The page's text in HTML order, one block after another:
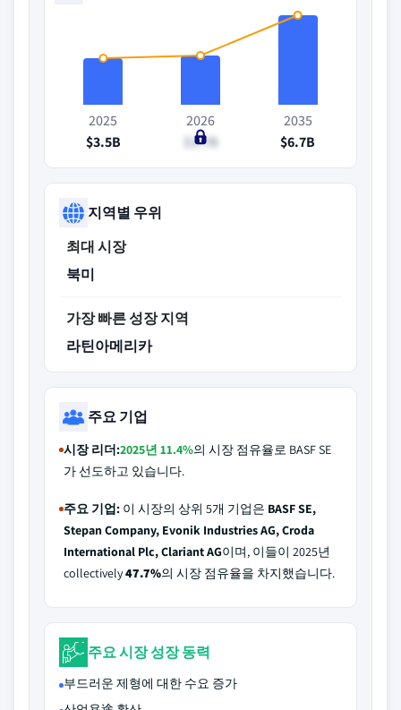
2025
$3.5B
2026
$3.7B
2035
$6.7B
지역별 우위
최대 시장
북미
가장 빠른 성장 지역
라틴아메리카
주요 기업
시장 리더:2025년 11.4%의 시장 점유율로 BASF SE
가 선도하고 있습니다.
주요 기업: 이 시장의 상위 5개 기업은 BASF SE,
Stepan Company, Evonik Industries AG, Croda
International Plc, Clariant AG이며, 이들이 2025년
collectively47.7%의 시장 점유율을 차지했습니다.
주요 시장 성장 동력
부드러운 제형에 대한 수요 증가